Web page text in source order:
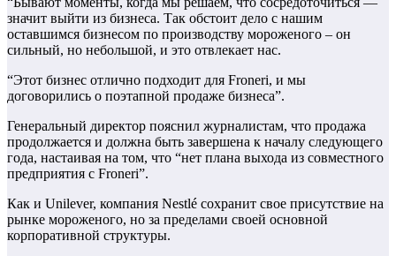
значит выйти из бизнеса. Так обстоит дело с нашим
оставшимся бизнесом по производству мороженого – он
сильный, но небольшой, и это отвлекает нас.
“Этот бизнес отлично подходит для Froneri, и мы
договорились о поэтапной продаже бизнеса”.
Генеральный директор пояснил журналистам, что продажа
продолжается и должна быть завершена к началу следующего
года, настаивая на том, что “нет плана выхода из совместного
предприятия с Froneri”.
Как и Unilever, компания Nestlé сохранит свое присутствие на
рынке мороженого, но за пределами своей основной
корпоративной структуры.